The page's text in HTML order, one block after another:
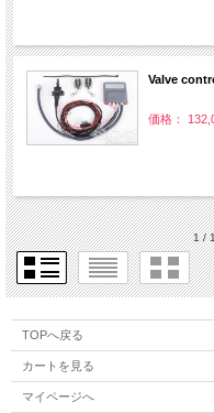
Valve
価格：
1 /
TOPへ戻る
カートを見る
マイページへ